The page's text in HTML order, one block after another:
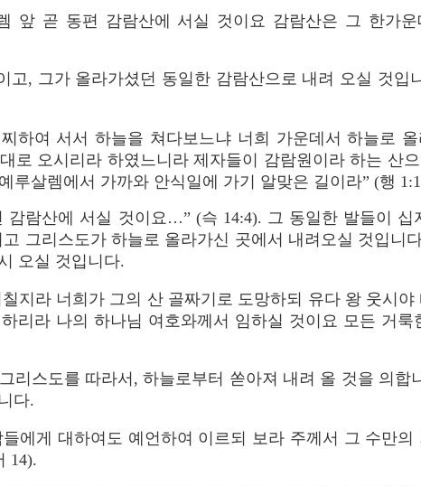
앞 곧 동편 감람산에 서실 것이요 감람산은 그 한가운
고, 그가 올라가셨던 동일한 감람산으로 내려 오실 것입
하여 서서 하늘을 쳐다보느냐 너희 가운데서 하늘로 올
로 오시리라 하였느니라 제자들이 감람원이라 하는 산으
루살렘에서 가까와 안식일에 가기 알맞은 길이라” (행
감람산에 서실 것이요…” (슥 14:4). 그 동일한 발들이 십
그리스도가 하늘로 올라가신 곳에서 내려오실 것입니
오실 것입니다.
지라 너희가 그의 산 골짜기로 도망하되 유다 왕 웃시야
리라 나의 하나님 여호와께서 임하실 것이요 모든 거룩
리스도를 따라서, 하늘로부터 쏟아져 내려 올 것을 의합
다.
에게 대하여도 예언하여 이르되 보라 주께서 그 수만의
14).